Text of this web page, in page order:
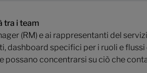
tra i team
(RM) e ai rappresentanti del
dashboard specifici per i ruoli e flussi
possano concentrarsi su ciò che